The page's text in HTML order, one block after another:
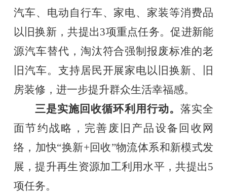
汽车、 电动自行车、 家电、家装等消费品
以旧换新 ，共提出3项重点任务。促进新能
源汽车替代， 淘汰符合强制报废标准的老
旧汽车。支持居民开展家电以旧换新、
旧
房装修 ， 进一步提升群众生活幸福感。
三是实施回收循环利用行动。 落实全
面节约战略，完善废旧产品设备回收网
络，加快“换新+回收”物流体系和新模式发
展，提升再生资源加工利用水平，共提出5
项任务。